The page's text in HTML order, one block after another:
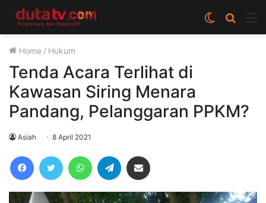
Cari
berita
Switch
skin
Home / Hukum
Tenda Acara Terlihat di
Kawasan Siring Menara
Pandang, Pelanggaran PPKM?
Asiah 8 April 2021
FacebookTwitter WhatsAppTelegram